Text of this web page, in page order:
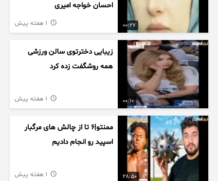
00:27
احسان خواجه امیری
00:10
زیبایی دخترتوی سالن ورزشی
همه روشگفت زده کرد
28:50
ممنتو|۶ تا از چالش های مرگبار
اسپید رو انجام دادیم